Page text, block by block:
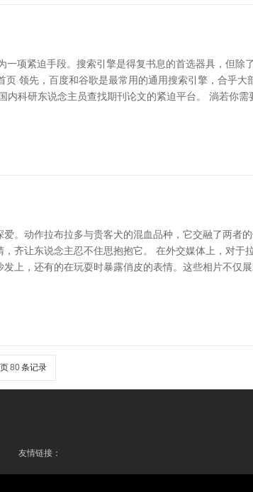
项紧迫手段。搜索引擎是得复书息的首选器具，但除
领先，百度和谷歌是最常用的通用搜索引擎，合乎大
科研东说念主员查找期刊论文的紧迫平台。 淌若你
。动作拉布拉多与贵客犬的混血品种，它交融了两者
齐让东说念主忍不住思抱抱它。 在外交媒体上，对于
上，还有的在玩耍时暴露俏皮的表情。这些相片不仅
页80条记录
友情链接：